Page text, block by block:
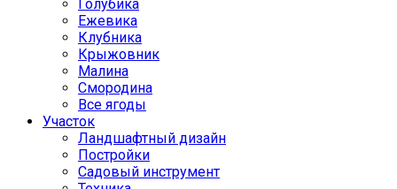
Голубика
Ежевика
Клубника
Крыжовник
Малина
Смородина
Все ягоды
Участок
Ландшафтный дизайн
Постройки
Садовый инструмент